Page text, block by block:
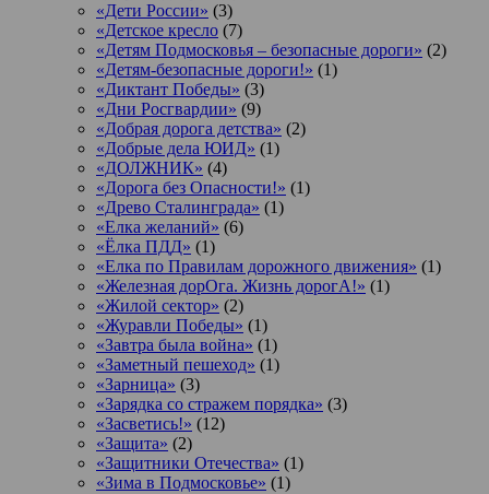
«Дети России» (3)
«Детское кресло (7)
«Детям Подмосковья – безопасные дороги» (2)
«Детям-безопасные дороги!» (1)
«Диктант Победы» (3)
«Дни Росгвардии» (9)
«Добрая дорога детства» (2)
«Добрые дела ЮИД» (1)
«ДОЛЖНИК» (4)
«Дорога без Опасности!» (1)
«Древо Сталинграда» (1)
«Елка желаний» (6)
«Ёлка ПДД» (1)
«Елка по Правилам дорожного движения» (1)
«Железная дорОга. Жизнь дорогА!» (1)
«Жилой сектор» (2)
«Журавли Победы» (1)
«Завтра была война» (1)
«Заметный пешеход» (1)
«Зарница» (3)
«Зарядка со стражем порядка» (3)
«Засветись!» (12)
«Защита» (2)
«Защитники Отечества» (1)
«Зима в Подмосковье» (1)